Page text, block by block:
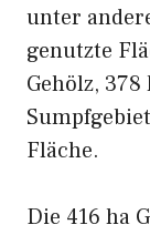
unter
genutzte
Gehölz,
Fläche.
Die 416 ha